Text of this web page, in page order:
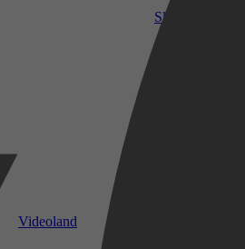
SkyShowtime
Videoland